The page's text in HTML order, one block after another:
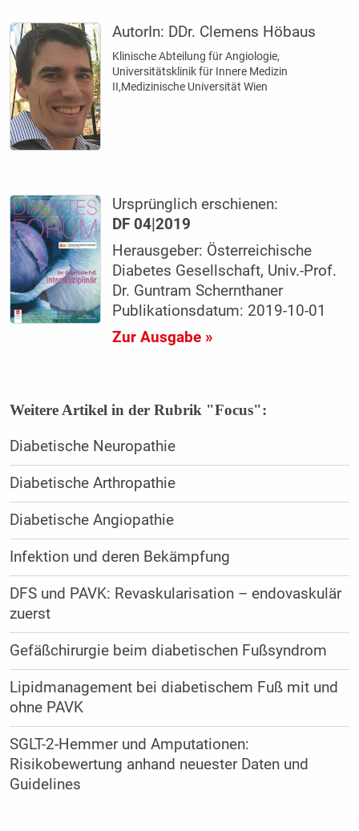
AutorIn: DDr. Clemens Höbaus
Klinische Abteilung für Angiologie,
Universitätsklinik für Innere Medizin
II,Medizinische Universität Wien
Ursprünglich erschienen:
DF 04|2019
Herausgeber: Österreichische
Diabetes Gesellschaft, Univ.-Prof.
Dr. Guntram Schernthaner
Publikationsdatum: 2019-10-01
Zur Ausgabe »
Weitere Artikel in der Rubrik "Focus":
Diabetische Neuropathie
Diabetische Arthropathie
Diabetische Angiopathie
Infektion und deren Bekämpfung
DFS und PAVK: Revaskularisation – endovaskulär
zuerst
Gefäßchirurgie beim diabetischen Fußsyndrom
Lipidmanagement bei diabetischem Fuß mit und
ohne PAVK
SGLT-2-Hemmer und Amputationen:
Risikobewertung anhand neuester Daten und
Guidelines